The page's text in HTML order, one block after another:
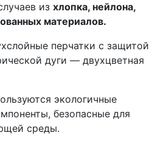
из хлопка, нейлона,
материалов.
перчатки с защитой
дуги — двухцветная
экологичные
безопасные для
среды.